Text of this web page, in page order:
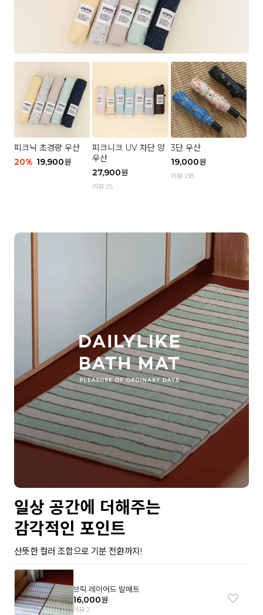
피크닉 초경량 우산
20% 19,900원
피크니크 UV 차단 양
우산
27,900원
리뷰 25
3단 우산
19,000원
리뷰 138
일상 공간에 더해주는
감각적인 포인트
산뜻한 컬러 조합으로 기분 전환까지!
브릭 레이어드 발매트
16,000원
리뷰 2